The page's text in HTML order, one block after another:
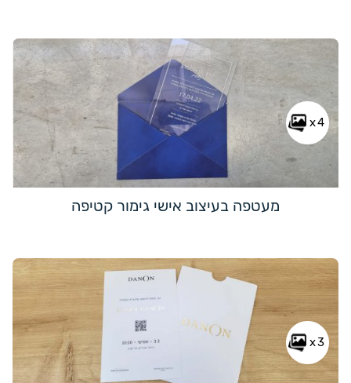
x4
מעטפה בעיצוב אישי גימור קטיפה
x3